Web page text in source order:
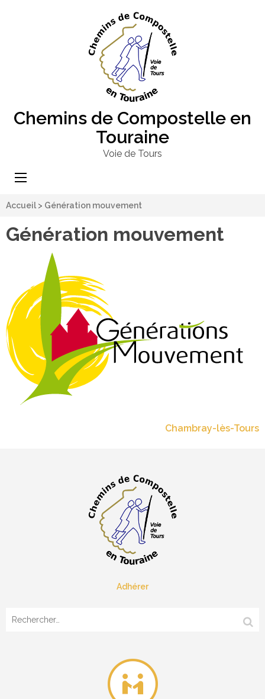
Chemins de Compostelle en
Touraine
Voie de Tours
Accueil > Génération mouvement
Génération mouvement
Chambray-lès-Tours
Adhérer